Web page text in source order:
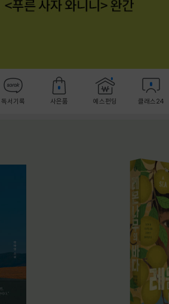
독서기록 사은품 예스펀딩 클래스24